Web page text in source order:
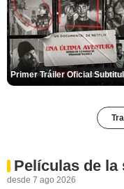
Películas de la
desde 7 ago 2026